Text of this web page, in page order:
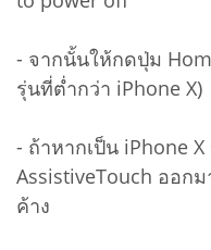
- จากนั้นให้กดปุ่ม
รุ่นที่ต่ำกว่า iPhone X)
- ถ้าหากเป็น iPhone
AssistiveTouch ออก
ค้าง